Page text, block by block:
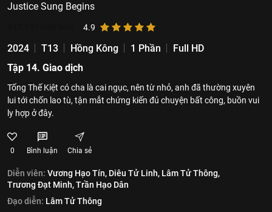
Justice Sung Begins
4.9
2024 T13 Hồng Kông 1 Phần
Full HD
Tập 14. Giao dịch
Tống Thế Kiệt có cha là cai ngục, nên từ nhỏ, anh đã thường xuyên
lui tới chốn lao tù, tận mắt chứng kiến đủ chuyện bất công, buồn vui
ly hợp ở đây.
0 Bình luận Chia sẻ
Diễn viên: Vương Hạo Tín, Diêu Tử Linh, Lâm Tử Thông,
Trương Đạt Minh,Trần Hạo Dân
Đạo diễn: Lâm Tử Thông